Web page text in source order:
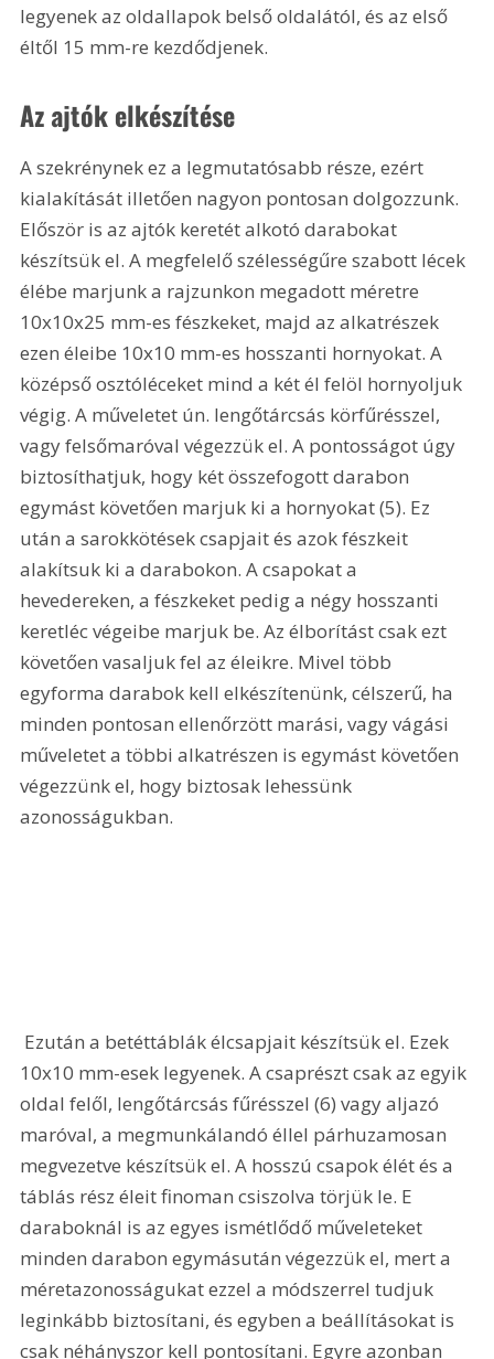
legyenek az oldallapok belső oldalától, és az első
éltől 15 mm-re kezdődjenek.
Az ajtók elkészítése
A szekrénynek ez a legmutatósabb része, ezért
kialakítását illetően nagyon pontosan dolgozzunk.
Először is az ajtók keretét alkotó darabokat
készítsük el. A megfelelő szélességűre szabott lécek
élébe marjunk a rajzunkon megadott méretre
10x10x25 mm-es fészkeket, majd az alkatrészek
ezen éleibe 10x10 mm-es hosszanti hornyokat. A
középső osztóléceket mind a két él felöl hornyoljuk
végig. A műveletet ún. lengőtárcsás körfűrésszel,
vagy felsőmaróval végezzük el. A pontosságot úgy
biztosíthatjuk, hogy két összefogott darabon
egymást követően marjuk ki a hornyokat (5). Ez
után a sarokkötések csapjait és azok fészkeit
alakítsuk ki a darabokon. A csapokat a
hevedereken, a fészkeket pedig a négy hosszanti
keretléc végeibe marjuk be. Az élborítást csak ezt
követően vasaljuk fel az éleikre. Mivel több
egyforma darabok kell elkészítenünk, célszerű, ha
minden pontosan ellenőrzött marási, vagy vágási
műveletet a többi alkatrészen is egymást követően
végezzünk el, hogy biztosak lehessünk
azonosságukban.
10x10 mm-esek legyenek. A csaprészt csak az egyik
oldal felől, lengőtárcsás fűrésszel (6) vagy aljazó
maróval, a megmunkálandó éllel párhuzamosan
megvezetve készítsük el. A hosszú csapok élét és a
táblás rész éleit finoman csiszolva törjük le. E
daraboknál is az egyes ismétlődő műveleteket
minden darabon egymásután végezzük el, mert a
méretazonosságukat ezzel a módszerrel tudjuk
leginkább biztosítani, és egyben a beállításokat is
csak néhányszor kell pontosítani. Egyre azonban